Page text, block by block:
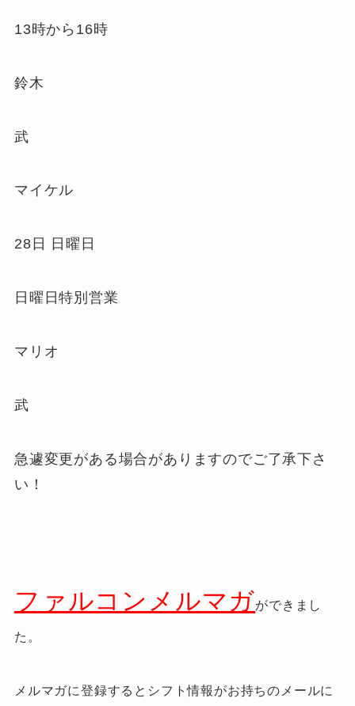
13時から16時
鈴木
武
マイケル
28日 日曜日
日曜日特別営業
マリオ
武
急遽変更がある場合がありますのでご了承下さ
い！
ファルコンメルマガができまし
た。
メルマガに登録するとシフト情報がお持ちのメールに